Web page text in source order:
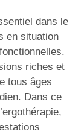
dans le
en situation
riches et
tous âges
Dans ce